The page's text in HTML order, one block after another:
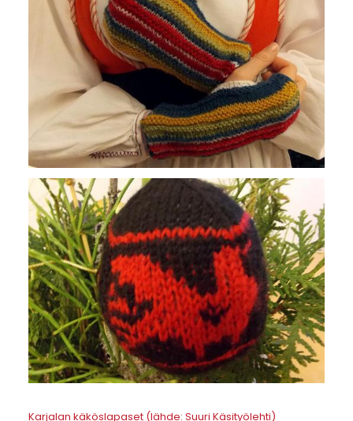
Karjalan käköslapaset (lähde: Suuri Käsityölehti)